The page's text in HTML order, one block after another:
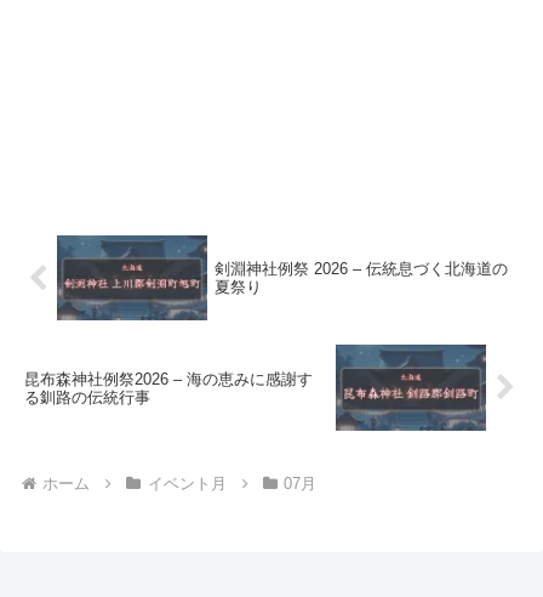
剣淵神社例祭 2026 – 伝統息づく北海道の
夏祭り
昆布森神社例祭2026 – 海の恵みに感謝す
る釧路の伝統行事
ホーム イベント月 07月